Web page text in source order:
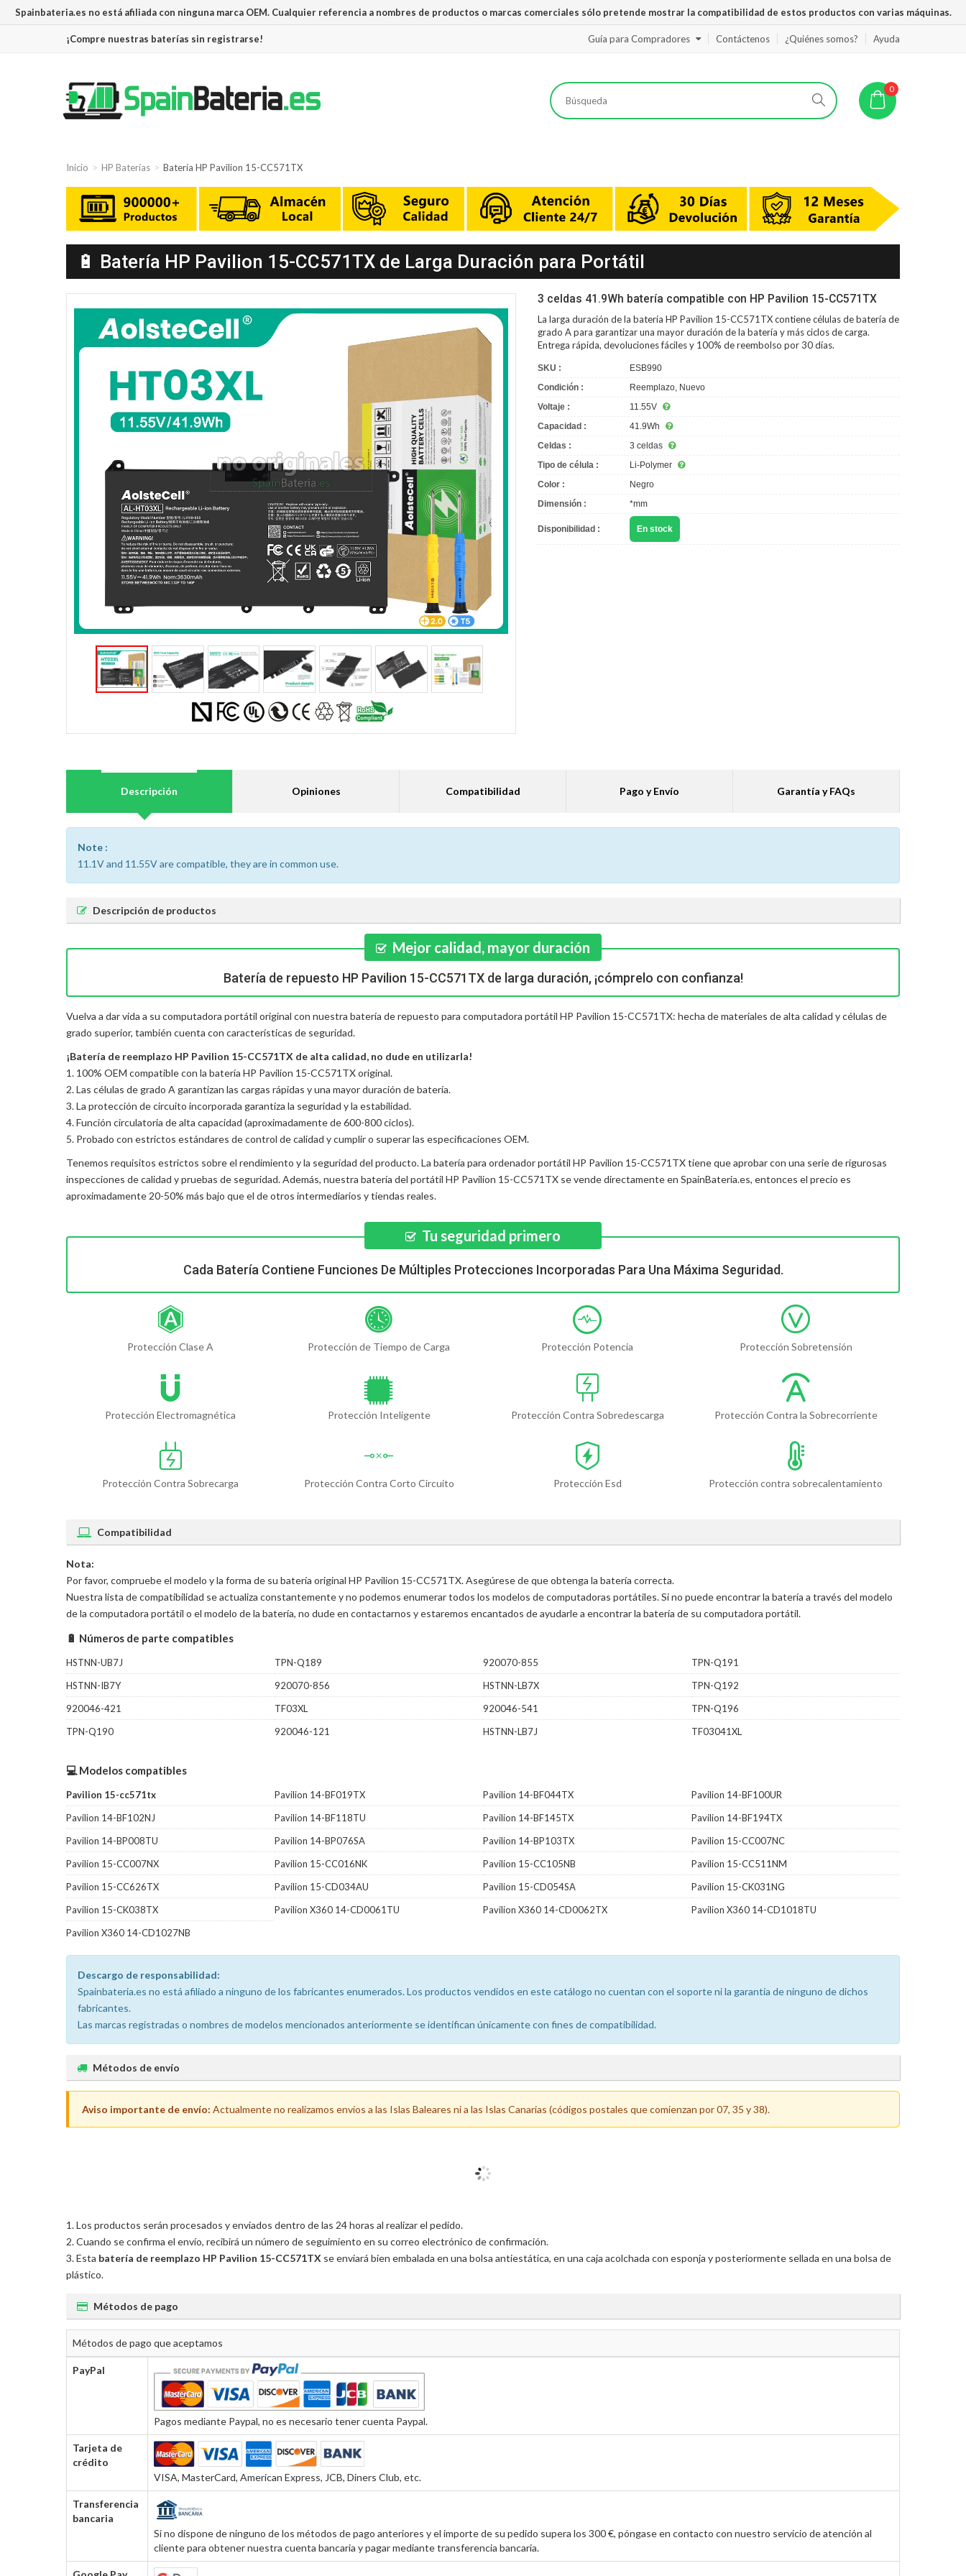
Spainbateria.es no está afiliada con ninguna marca OEM. Cualquier referencia a nombres de productos o marcas comerciales sólo pretende mostrar la compatibilidad de estos productos con varias máquinas.
¡Compre nuestras baterías sin registrarse! Guía para Compradores Contáctenos ¿Quiénes somos? Ayuda
0
Inicio HP Baterías Batería HP Pavilion 15-CC571TX
🔋 Batería HP Pavilion 15-CC571TX de Larga Duración para Portátil
3 celdas 41.9Wh batería compatible con HP Pavilion 15-CC571TX
La larga duración de labatería HP Pavilion 15-CC571TXcontiene células de batería de
grado A para garantizar una mayor duración de la batería y más ciclos de carga.
Entrega rápida, devoluciones fáciles y 100% de reembolso por 30 días.
SKU :
ESB990
Condición :
Reemplazo, Nuevo
Voltaje :
11.55V
Capacidad :
41.9Wh
Celdas :
3 celdas
Tipo de célula :
Li-Polymer
Color :
Negro
Dimensión :
*mm
Disponibilidad : En stock
Descripción Opiniones Compatibilidad Pago y Envío Garantía y FAQs
Note :
11.1V and 11.55V are compatible, they are in common use.
Descripción de productos
Mejor calidad, mayor duración
Batería de repuesto HP Pavilion 15-CC571TX de larga duración, ¡cómprelo con confianza!
Vuelva a dar vida a su computadora portátil original con nuestra batería de repuesto para computadora portátil HP Pavilion 15-CC571TX: hecha de materiales de alta calidad y células de
grado superior, también cuenta con características de seguridad.
¡Batería de reemplazo HP Pavilion 15-CC571TX de alta calidad, no dude en utilizarla!
1. 100% OEM compatible con la batería HP Pavilion 15-CC571TX original.
2. Las células de grado A garantizan las cargas rápidas y una mayor duración de batería.
3. La protección de circuito incorporada garantiza la seguridad y la estabilidad.
4. Función circulatoria de alta capacidad (aproximadamente de 600-800 ciclos).
5. Probado con estrictos estándares de control de calidad y cumplir o superar las especificaciones OEM.
Tenemos requisitos estrictos sobre el rendimiento y la seguridad del producto. La batería para ordenador portátil HP Pavilion 15-CC571TXtiene que aprobar con una serie de rigurosas
inspecciones de calidad y pruebas de seguridad. Además, nuestra batería del portátil HP Pavilion 15-CC571TX se vende directamente en SpainBateria.es, entonces el precio es
aproximadamente 20-50% más bajo que el de otros intermediarios y tiendas reales.
Tu seguridad primero
Cada Batería Contiene Funciones De Múltiples Protecciones Incorporadas Para Una Máxima Seguridad.
Protección Clase A Protección de Tiempo de Carga Protección Potencia Protección Sobretensión
Protección Electromagnética Protección Inteligente Protección Contra Sobredescarga Protección Contra la Sobrecorriente
Protección Contra Sobrecarga Protección Contra Corto Circuito Protección Esd Protección contra sobrecalentamiento
Compatibilidad
Nota:
Por favor, compruebe el modelo y la forma de su batería original HP Pavilion 15-CC571TX. Asegúrese de que obtenga la batería correcta.
Nuestra lista de compatibilidad se actualiza constantemente y no podemos enumerar todos los modelos de computadoras portátiles. Si no puede encontrar la batería a través del modelo
de la computadora portátil o el modelo de la batería, no dude en contactarnos y estaremos encantados de ayudarle a encontrar la batería de su computadora portátil.
🔋 Números de parte compatibles
HSTNN-UB7J TPN-Q189 920070-855
TPN-Q191
HSTNN-IB7Y
920070-856 HSTNN-LB7X
TPN-Q192
920046-421
TF03XL 920046-541
TPN-Q196
TPN-Q190
920046-121 HSTNN-LB7J TF03041XL
💻 Modelos compatibles
Pavilion 15-cc571tx Pavilion 14-BF019TX Pavilion 14-BF044TX
Pavilion 14-BF100UR
Pavilion 14-BF102NJ
Pavilion 14-BF118TU Pavilion 14-BF145TX
Pavilion 14-BF194TX
Pavilion 14-BP008TU
Pavilion 14-BP076SA Pavilion 14-BP103TX
Pavilion 15-CC007NC
Pavilion 15-CC007NX
Pavilion 15-CC016NK Pavilion 15-CC105NB
Pavilion 15-CC511NM
Pavilion 15-CC626TX
Pavilion 15-CD034AU Pavilion 15-CD054SA
Pavilion 15-CK031NG
Pavilion 15-CK038TX
Pavilion X360 14-CD0061TU Pavilion X360 14-CD0062TX
Pavilion X360 14-CD1018TU
Pavilion X360 14-CD1027NB
Descargo de responsabilidad:
Spainbateria.es no está afiliado a ninguno de los fabricantes enumerados. Los productos vendidos en este catálogo no cuentan con el soporte ni la garantía de ninguno de dichos
fabricantes.
Las marcas registradas o nombres de modelos mencionados anteriormente se identifican únicamente con fines de compatibilidad.
Métodos de envío
Aviso importante de envío: Actualmente no realizamos envíos a las Islas Baleares ni a las Islas Canarias (códigos postales que comienzan por 07, 35 y 38).
Los productos serán procesados y enviados dentro de las 24 horas al realizar el pedido.
Cuando se confirma el envío, recibirá un número de seguimiento en su correo electrónico de confirmación.
Esta batería de reemplazo HP Pavilion 15-CC571TX se enviará bien embalada en una bolsa antiestática, en una caja acolchada con esponja y posteriormente sellada en una bolsa de
plástico.
Métodos de pago
Métodos de pago que aceptamos
PayPal
Pagos mediante Paypal, no es necesario tener cuenta Paypal.
Tarjeta de
crédito
VISA, MasterCard, American Express, JCB, Diners Club, etc.
Transferencia
bancaria
Si no dispone de ninguno de los métodos de pago anteriores y el importe de su pedido supera los 300 €, póngase en contacto con nuestro servicio de atención al
cliente para obtener nuestra cuenta bancaria y pagar mediante transferencia bancaria.